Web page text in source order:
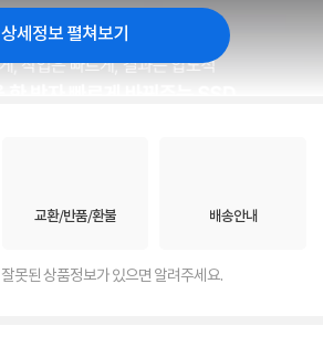
상세정보 펼쳐보기
교환/반품/환불 배송안내
잘못된 상품정보가 있으면 알려주세요.